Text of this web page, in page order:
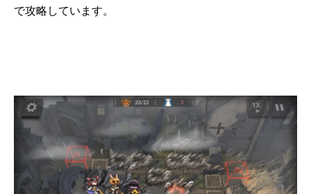
で攻略しています。